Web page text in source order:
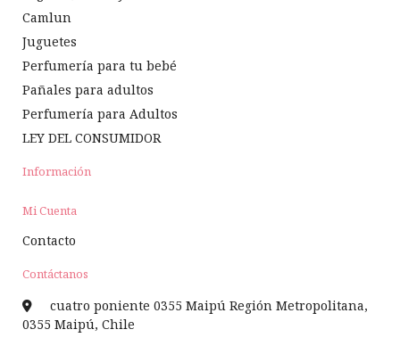
Camlun
Juguetes
Perfumería para tu bebé
Pañales para adultos
Perfumería para Adultos
LEY DEL CONSUMIDOR
Información
Mi Cuenta
Contacto
Contáctanos
cuatro poniente 0355 Maipú Región Metropolitana,
0355 Maipú, Chile